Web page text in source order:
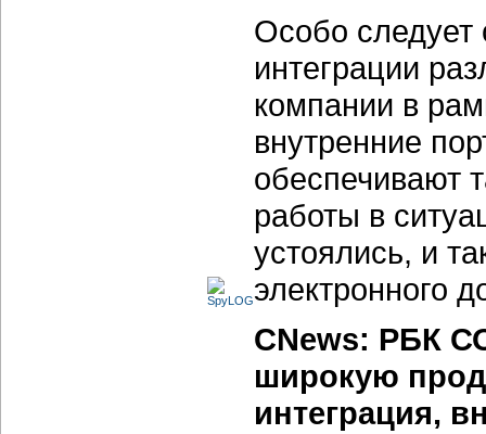
Особо следует
интеграции
компании в
внутренние
обеспечивают
работы в
устоялись, и
электронного
CNews: РБК
широкую
интеграция,